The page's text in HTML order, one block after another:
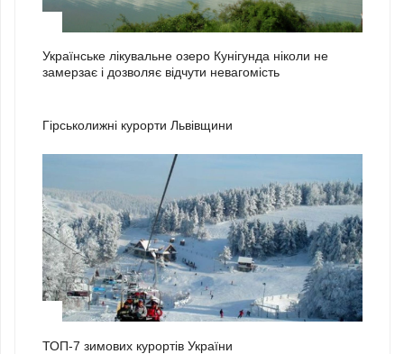
Українське лікувальне озеро Кунігунда ніколи не
замерзає і дозволяє відчути невагомість
Гірськолижні курорти Львівщини
ТОП-7 зимових курортів України